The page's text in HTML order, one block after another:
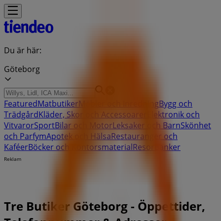
Du är här:
Göteborg
FeaturedMatbutikerMöbler och InredningBygg och
TrädgårdKläder, Skor och Accessoarer
Elektronik och
VitvarorSportBilar och MotorLeksaker och BarnSkönhet
och ParfymApotek och HälsaRestauranger och
KaféerBöcker och KontorsmaterialResor Banker
Reklam
Tre Butiker Göteborg - Öppettider,